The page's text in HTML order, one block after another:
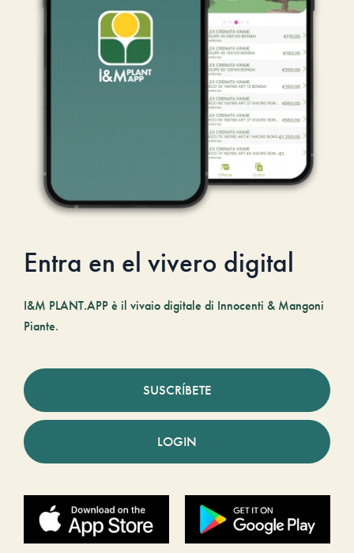
Entra en el vivero digital
I&M PLANT.APP è il vivaio digitale di Innocenti & Mangoni
Piante.
SUSCRÍBETE
LOGIN